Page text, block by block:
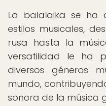
La balalaika se ha
estilos musicales,
rusa hasta la
versatilidad le ha
diversos géneros
mundo,
sonora de la música